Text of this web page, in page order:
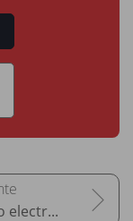
Correo electrónico y spam